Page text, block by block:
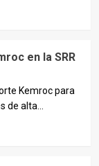
en la SRR
Kemroc para
de alta...